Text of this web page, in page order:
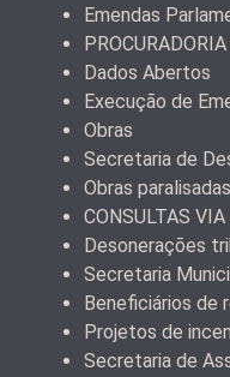
Emendas
Dados Abertos
Execução de
Obras
Secretaria de
Obras paralisadas
CONSULTAS
Desonerações
Secretaria
Beneficiários de
Projetos de
Secretaria de